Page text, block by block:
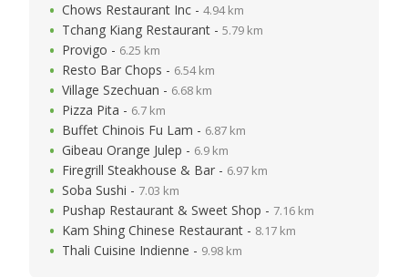
Chows Restaurant Inc - 4.94 km
Tchang Kiang Restaurant - 5.79 km
Provigo - 6.25 km
Resto Bar Chops - 6.54 km
Village Szechuan - 6.68 km
Pizza Pita - 6.7 km
Buffet Chinois Fu Lam - 6.87 km
Gibeau Orange Julep - 6.9 km
Firegrill Steakhouse & Bar - 6.97 km
Soba Sushi - 7.03 km
Pushap Restaurant & Sweet Shop - 7.16 km
Kam Shing Chinese Restaurant - 8.17 km
Thali Cuisine Indienne - 9.98 km